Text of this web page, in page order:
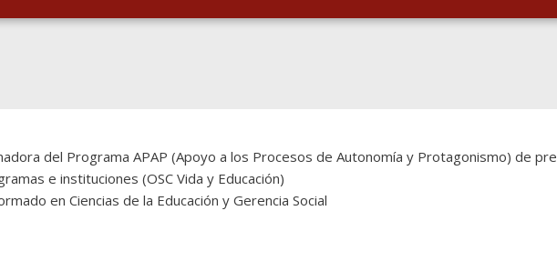
del Programa APAP (Apoyo a los Procesos de Autonomía y Protagonismo) de
e instituciones (OSC Vida y Educación)
en Ciencias de la Educación y Gerencia Social